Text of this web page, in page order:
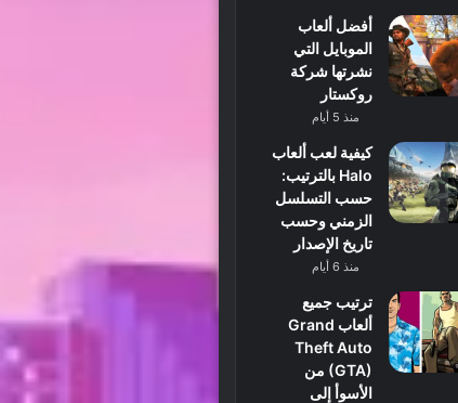
أفضل ألعاب
الموبايل التي
نشرتها شركة
روكستار
منذ 5 أيام
كيفية لعب ألعاب
Halo بالترتيب:
حسب التسلسل
الزمني وحسب
تاريخ الإصدار
منذ 6 أيام
ترتيب جميع
ألعاب Grand
Theft Auto
(GTA) من
الأسوأ إلى